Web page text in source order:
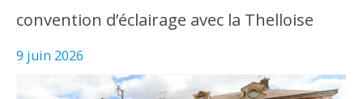
convention d’éclairage avec la Thelloise
9 juin 2026